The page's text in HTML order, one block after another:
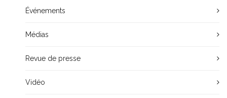
Événements
Médias
Revue de presse
Vidéo